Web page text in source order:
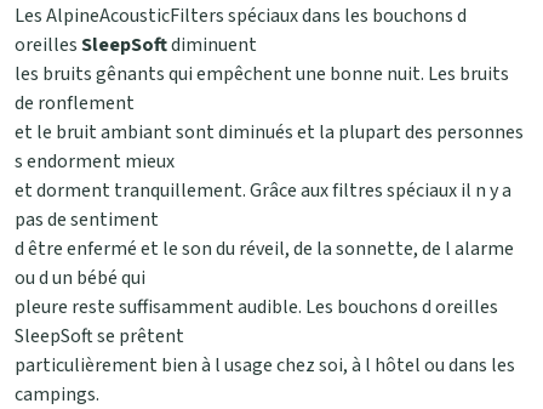
Les AlpineAcousticFilters spéciaux dans les bouchons d
oreillesSleepSoftdiminuent
les bruits gênants qui empêchent une bonne nuit. Les bruits
de ronflement
et le bruit ambiant sont diminués et la plupart des personnes
s endorment mieux
et dorment tranquillement. Grâce aux filtres spéciaux il n y a
pas de sentiment
d être enfermé et le son du réveil, de la sonnette, de l alarme
ou d un bébé qui
pleure reste suffisamment audible. Les bouchons d oreilles
SleepSoft se prêtent
particulièrement bien à l usage chez soi, à l hôtel ou dans les
campings.